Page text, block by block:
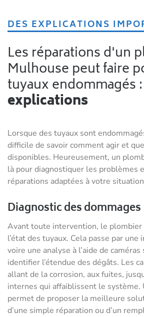
DES EXPLICATIONS
Les réparations d'un plombier à
Mulhouse peut faire
tuyaux endommagés :
explications
Lorsque des tuyaux sont
difficile de savoir comment agir et
disponibles. Heureusement, un
là pour diagnostiquer les problèmes
réparations adaptées à votre
Diagnostic des dommages
Avant toute intervention, le plombier
l’état des tuyaux. Cela passe par
voire une analyse à l’aide de
identifier l’étendue des dégâts. Les
allant de la corrosion, aux fuites,
internes qui affaiblissent le système.
permet de proposer la meilleure
d’une simple réparation ou d’un